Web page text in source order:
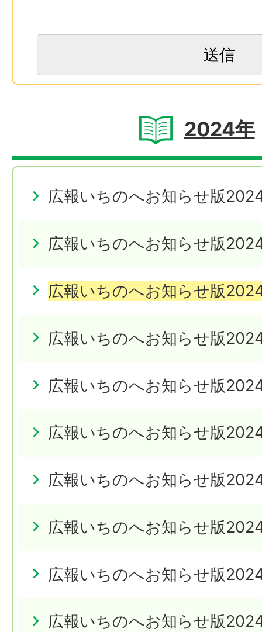
2024年
広報いちのへお知らせ版
広報いちのへお知らせ版
広報いちのへお知らせ版
広報いちのへお知らせ版
広報いちのへお知らせ版
広報いちのへお知らせ版
広報いちのへお知らせ版
広報いちのへお知らせ版
広報いちのへお知らせ版
広報いちのへお知らせ版